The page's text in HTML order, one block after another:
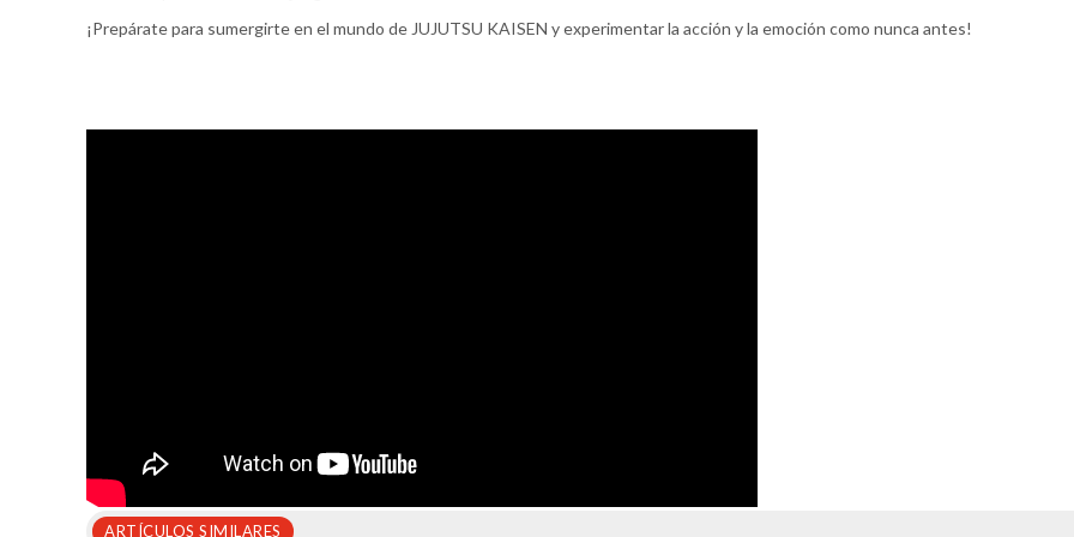
¡Prepárate para sumergirte en el mundo de JUJUTSU KAISEN y experimentar la acción y la emoción como nunca antes!
ARTÍCULOS SIMILARES